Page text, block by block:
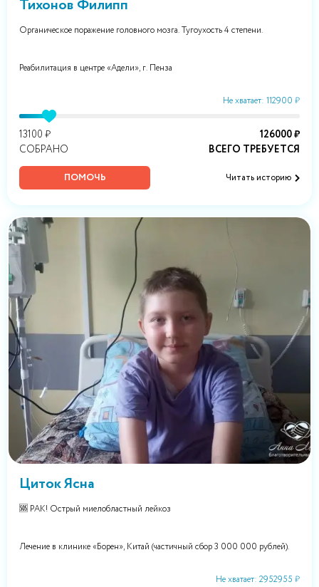
Тихонов Филипп
Органическое поражение головного мозга. Тугоухость 4 степени.
Реабилитация в центре «Адели», г. Пенза
Не хватает: 112900 ₽
13100 ₽
СОБРАНО
126000 ₽
ВСЕГО ТРЕБУЕТСЯ
ПОМОЧЬ Читать историю
Циток Ясна
🆘 РАК! Острый миелобластный лейкоз
Лечение в клинике «Борен», Китай (частичный сбор 3 000 000 рублей).
Не хватает: 2952955 ₽